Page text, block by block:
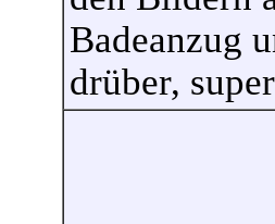
Badeanzug
drüber,